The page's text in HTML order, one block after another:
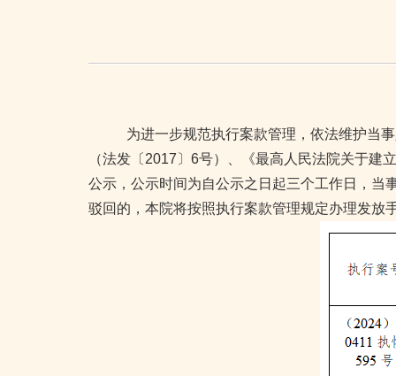
为进一步规范执行案款管理，依法维护当
（法发〔 2017 〕 6号）、《最高人民法院关于建
公示，公示时间为自公示之日起三个工作日，当
驳回的，本院将按照执行案款管理规定办理发放